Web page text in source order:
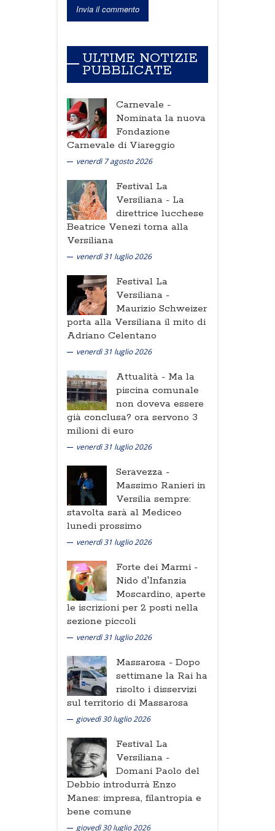
ULTIME NOTIZIE
PUBBLICATE
Carnevale -
Nominata la nuova
Fondazione
Carnevale di Viareggio
venerdì 7 agosto 2026
Festival La
Versiliana - La
direttrice lucchese
Beatrice Venezi torna alla
Versiliana
venerdì 31 luglio 2026
Festival La
Versiliana -
Maurizio Schweizer
porta alla Versiliana il mito di
Adriano Celentano
venerdì 31 luglio 2026
Attualità - Ma la
piscina comunale
non doveva essere
già conclusa? ora servono 3
milioni di euro
venerdì 31 luglio 2026
Seravezza -
Massimo Ranieri in
Versilia sempre:
stavolta sarà al Mediceo
lunedi prossimo
venerdì 31 luglio 2026
Forte dei Marmi -
Nido d'Infanzia
Moscardino, aperte
le iscrizioni per 2 posti nella
sezione piccoli
venerdì 31 luglio 2026
Massarosa - Dopo
settimane la Rai ha
risolto i disservizi
sul territorio di Massarosa
giovedì 30 luglio 2026
Festival La
Versiliana -
Domani Paolo del
Debbio introdurrà Enzo
Manes: impresa, filantropia e
bene comune
giovedì 30 luglio 2026